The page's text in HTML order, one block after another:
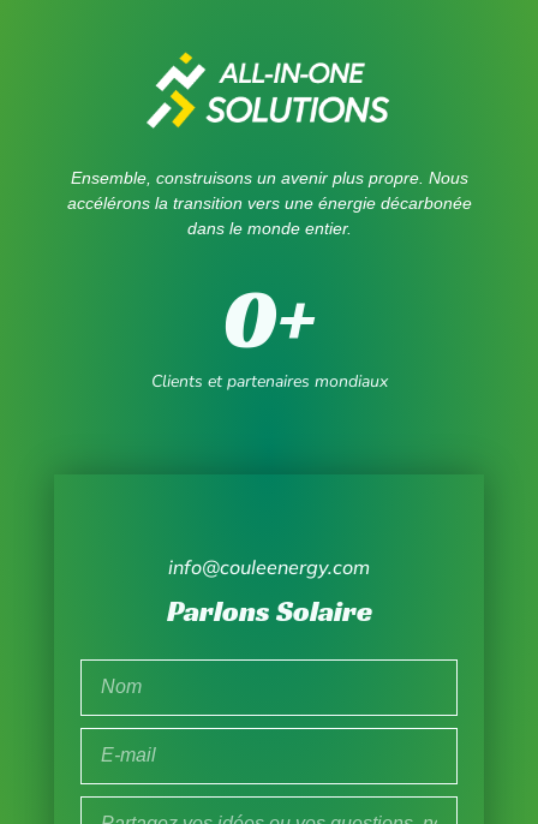
Ensemble, construisons un avenir plus propre. Nous
accélérons la transition vers une énergie décarbonée
dans le monde entier.
Clients et partenaires mondiaux
0+
info@couleenergy.com
Parlons Solaire